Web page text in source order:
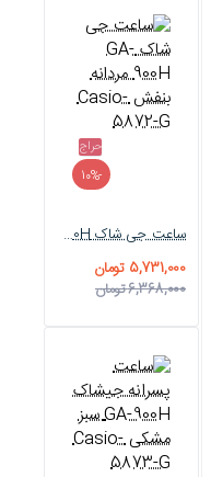
حراج
-10%
ساعت جی شاک GA-900H مردانه بنفش Casio-5872-G
5,731,000 تومان
6,368,000 تومان